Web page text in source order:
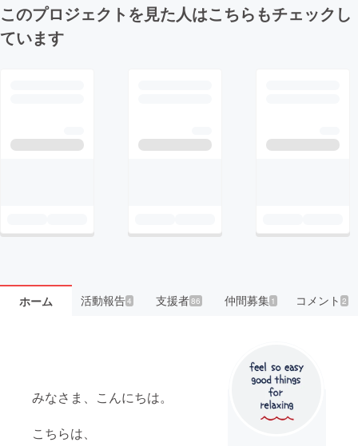
このプロジェクトを見た人はこちらもチェックし
ています
ホーム 活動報告4 支援者86 仲間募集 1 コメント 2
みなさま、こんにちは。
こちらは、